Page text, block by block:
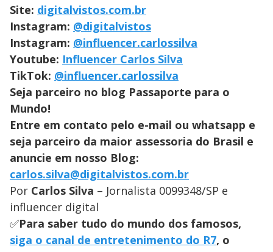
Site: digitalvistos.com.br
Instagram: @digitalvistos
Instagram: @influencer.carlossilva
Youtube: Influencer Carlos Silva
TikTok: @influencer.carlossilva
Seja parceiro no blog Passaporte para o
Mundo!
Entre em contato pelo e-mail ou whatsapp e
seja parceiro da maior assessoria do Brasil e
anuncie em nosso Blog:
carlos.silva@digitalvistos.com.br
Por Carlos Silva – Jornalista 0099348/SP e
influencer digital
✅Para saber tudo do mundo dos famosos,
siga o canal de entretenimento do R7, o